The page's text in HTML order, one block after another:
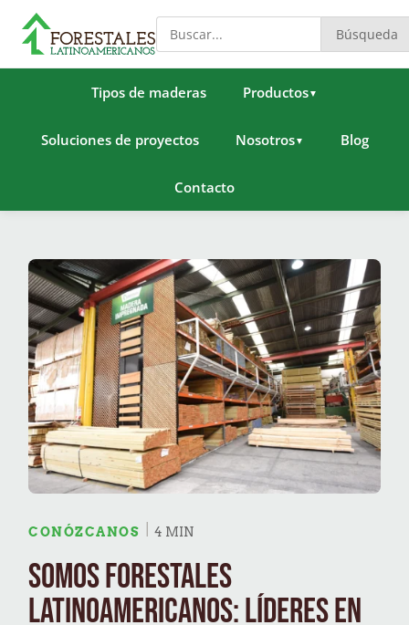
Búsqueda
Tipos de maderas Productos▼
Soluciones de proyectos Nosotros▼ Blog
Contacto
CONÓZCANOS 4 MIN
Somos Forestales
Latinoamericanos: Líderes en